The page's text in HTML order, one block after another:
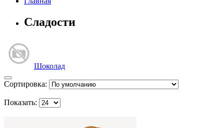
Сладости
Шоколад
Сортировка:
Показать: